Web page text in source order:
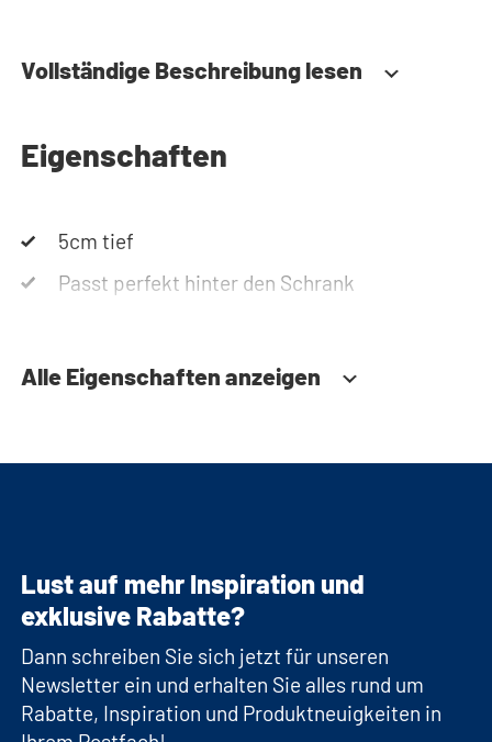
Vollständige Beschreibung lesen
Eigenschaften
5cm tief
Passt perfekt hinter den Schrank
Alle Eigenschaften anzeigen
Lust auf mehr Inspiration und
exklusive Rabatte?
Dann schreiben Sie sich jetzt für unseren
Newsletter ein und erhalten Sie alles rund um
Rabatte, Inspiration und Produktneuigkeiten in